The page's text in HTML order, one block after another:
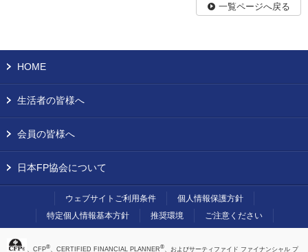
一覧ページへ戻る
HOME
生活者の皆様へ
会員の皆様へ
日本FP協会について
ウェブサイトご利用条件
個人情報保護方針
特定個人情報基本方針
推奨環境 ご注意ください
、CFP® 、CERTIFIED FINANCIAL PLANNER® 、およびサーティファイド ファイナンシャル プ